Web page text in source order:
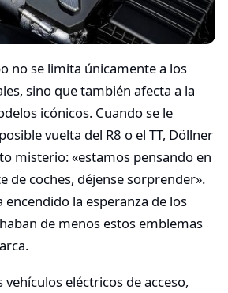
no se limita únicamente a los
sino que también afecta a la
icónicos. Cuando se le
vuelta del R8 o el TT, Döllner
misterio: «estamos pensando en
de coches, déjense sorprender».
encendido la esperanza de los
de menos estos emblemas
vehículos eléctricos de acceso,